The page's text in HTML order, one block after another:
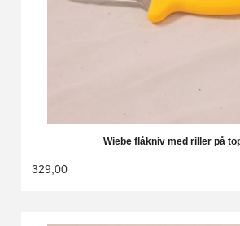
Wiebe flåkniv med riller på
329,00